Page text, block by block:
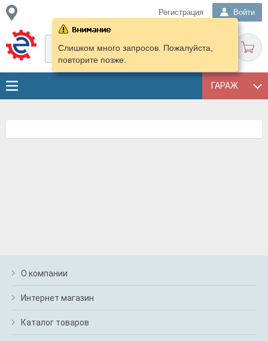
Регистрация Войти
ГАРАЖ
Слишком много запросов. Пожалуйста,
повторите позже.
О компании
Интернет магазин
Каталог товаров